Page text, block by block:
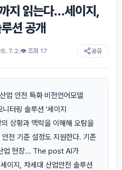
지 읽는다…세이지,
션 공개
7. 2.👁 조회 17 공유
업 안전 특화 비전언어모델
터링 솔루션 '세이지
상황과 맥락을 이해해 오탐을
전 기준 설정도 지원한다. 기존
업 현장... The post AI가
이지, 차세대 산업안전 솔루션